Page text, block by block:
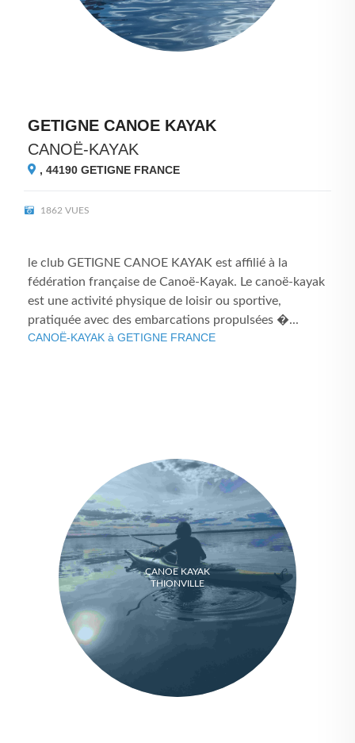
GETIGNE CANOE KAYAK
CANOË-KAYAK
, 44190 GETIGNE FRANCE
1862 VUES
le club GETIGNE CANOE KAYAK est affilié à la
fédération française de Canoë-Kayak. Le canoë-kayak
est une activité physique de loisir ou sportive,
pratiquée avec des embarcations propulsées �...
CANOË-KAYAK à GETIGNE FRANCE
CANOE KAYAK
THIONVILLE